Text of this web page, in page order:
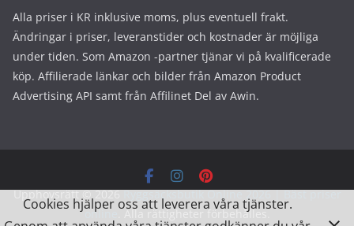
Alla priser i KR inklusive moms, plus eventuell frakt.
Ändringar i priser, leveranstider och kostnader är möjliga
under tiden. Som Amazon -partner tjänar vi på kvalificerade
köp. Affilierade länkar och bilder från Amazon Product
Advertising API samt från Affilinet Del av Awin.
Upphovsrätt © 2026Ryggsäcksbutik Online 2026 | Bäst priser
online
. Alla rättigheter förbehålles.
Cookies hjälper oss att leverera våra tjänster.